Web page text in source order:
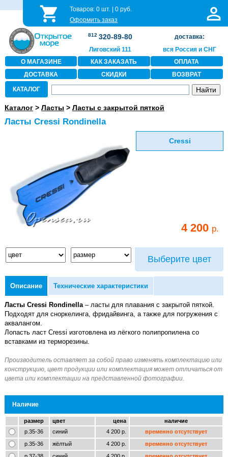
Товаров:0 шт. |0 руб.
Оформить заказ
812 320-89-80
Лиговский 111
доставка:
вся Россия и СНГ
О МАГАЗИНЕ
КАК ЗАКАЗАТЬ
ОПЛАТА
ДОСТАВКА
СКИДКИ ВОЗВРАТ
КАТАЛОГ
Каталог> Ласты > Ласты с закрытой пяткой
Ласты Cressi Rondinella
Cressi
4 200 р.
Выберите цвет
Описание Технические характеристики
Ласты Cressi Rondinella– ласты для плавания с закрытой пяткой.
Подходят для сноркелинга, фридайвинга, а также для погружения с
аквалангом.
Лопасть ласт Cressi изготовлена из лёгкого полипропилена cо
вставками из терморезины.
Наличие
размер цвет цена
наличие
р.35-36
синий 4 200 р.
временно отсутствует
р.35-36
жёлтый 4 200 р.
временно отсутствует